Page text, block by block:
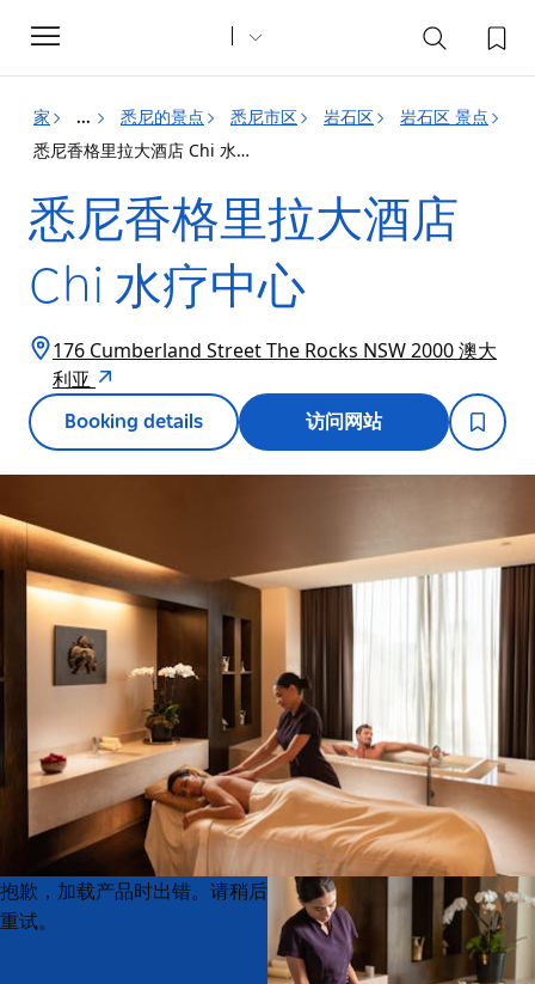
Toggle
navigation
家 ... 悉尼的景点 悉尼市区 岩石区
岩石区 景点
悉尼香格里拉大酒店 Chi 水疗中心
悉尼香格里拉大酒店
Chi 水疗中心
176 Cumberland Street The Rocks NSW 2000 澳大
利亚
Booking details 访问网站
Product
List
Product
List
抱歉，加载产品时出错。请稍后
重试。